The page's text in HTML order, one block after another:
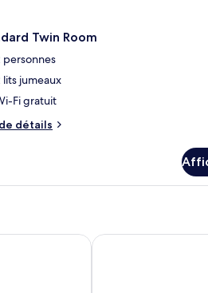
Twin Room
personnes
lits jumeaux
Fi gratuit
détails
ibis Styles Bucharest